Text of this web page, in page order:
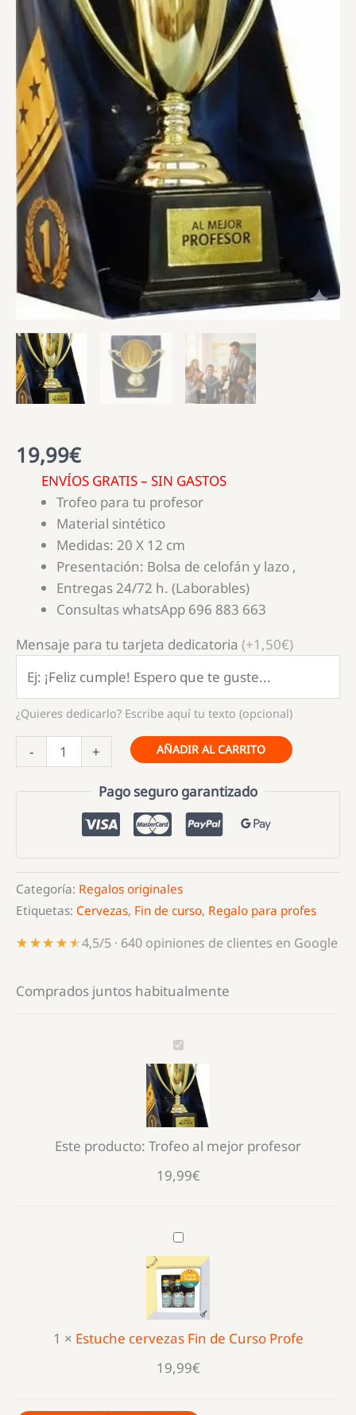
19,99€
ENVÍOS GRATIS – SIN GASTOS
Trofeo para tu profesor
Material sintético
Medidas: 20 X 12 cm
Presentación: Bolsa de celofán y lazo ,
Entregas 24/72 h. (Laborables)
Consultas whatsApp 696 883 663
Mensaje para tu tarjeta dedicatoria (+1,50€)
¿Quieres dedicarlo? Escribe aquí tu texto (opcional)
-
al
mejor
+ AÑADIR AL CARRITO
Pago seguro garantizado
Categoría: Regalos originales
Etiquetas: Cervezas, Fin de curso, Regalo para profes
★★★★★
★★★★★4,5/5 · 640 opiniones de clientes en Google
Comprados juntos habitualmente
Trofeo
al
mejor
profesor
Este producto: Trofeo al mejor profesor
19,99€
Estuche
cervezas
Fin
de
Curso
Profe
1 × Estuche cervezas Fin de Curso Profe
19,99€